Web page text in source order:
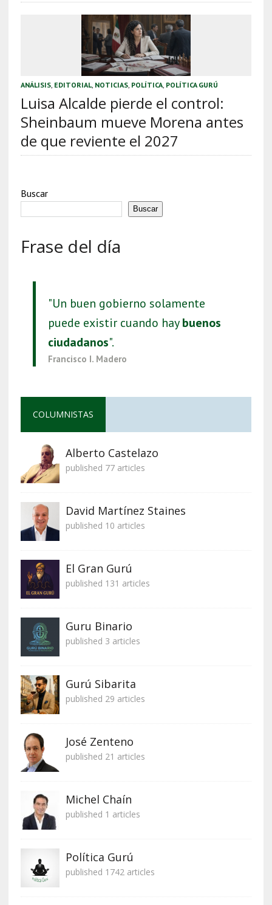
ANÁLISIS, EDITORIAL, NOTICIAS, POLÍTICA, POLÍTICA GURÚ
Luisa Alcalde pierde el control:
Sheinbaum mueve Morena antes
de que reviente el 2027
Buscar
Buscar
Frase del día
"Un buen gobierno solamente
puede existir cuando haybuenos
ciudadanos".
Francisco I. Madero
COLUMNISTAS
Alberto Castelazo
published 77 articles
David Martínez Staines
published 10 articles
El Gran Gurú
published 131 articles
Guru Binario
published 3 articles
Gurú Sibarita
published 29 articles
José Zenteno
published 21 articles
Michel Chaín
published 1 articles
Política Gurú
published 1742 articles